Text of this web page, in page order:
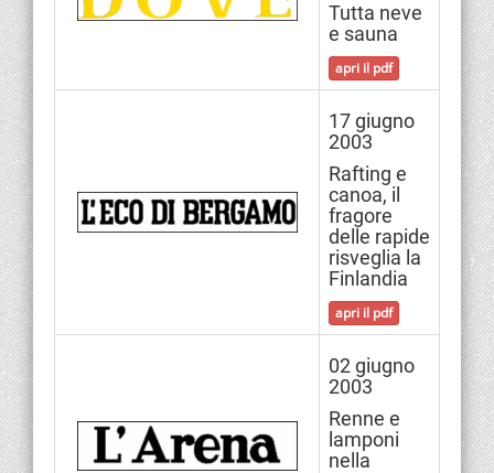
Tutta neve
e sauna
apri il pdf
17 giugno
2003
Rafting e
canoa, il
fragore
delle rapide
risveglia la
Finlandia
apri il pdf
02 giugno
2003
Renne e
lamponi
nella